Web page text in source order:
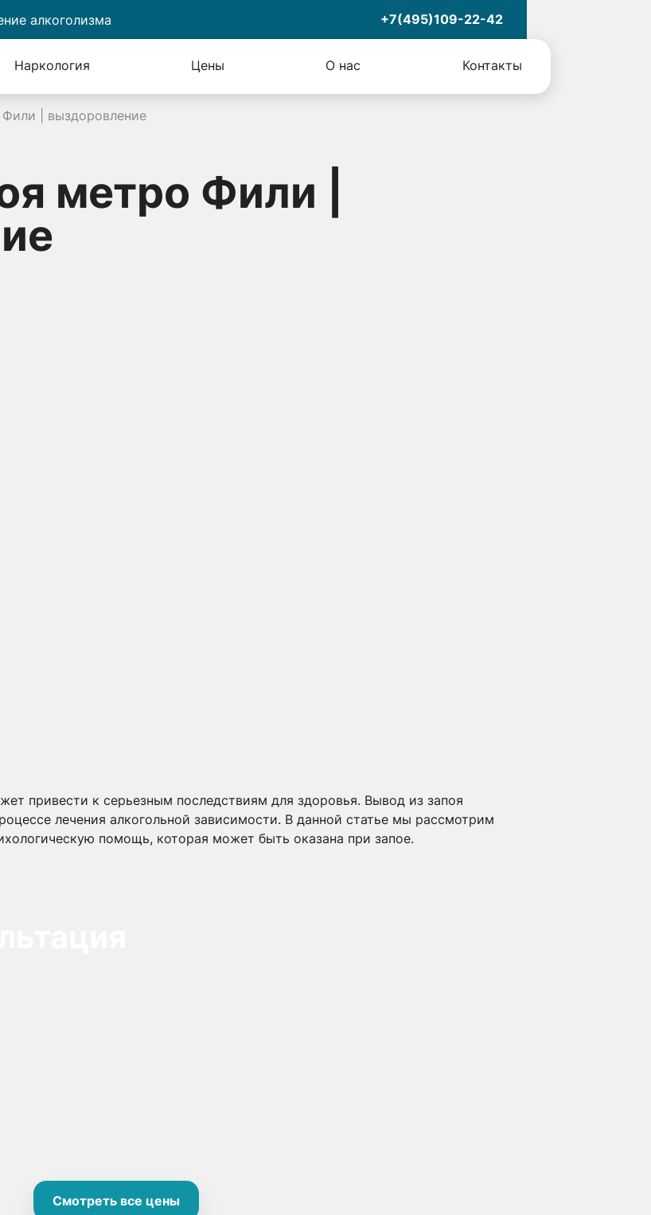
алкоголизма +7(495)109-22-42
Наркология Цены О нас Контакты
| выздоровление
метро Фили |
привести к серьезным последствиям для здоровья. Вывод из запоя
лечения алкогольной зависимости. В данной статье мы рассмотрим
помощь, которая может быть оказана при запое.
Смотреть все цены